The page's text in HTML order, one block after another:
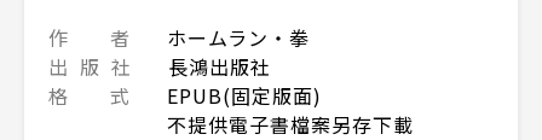
作 者
ホームラン・拳
出 版 社
長鴻出版社
格 式
EPUB(固定版面)
不提供電子書檔案另存下載